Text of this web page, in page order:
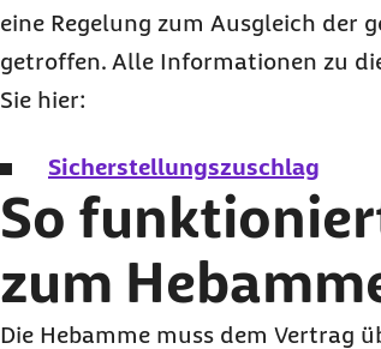
eine Regelung zum Ausgleich der
getroffen. Alle Informationen zu
Sie hier:
Sicherstellungszuschlag
So
zum
Die Hebamme muss dem Vertrag